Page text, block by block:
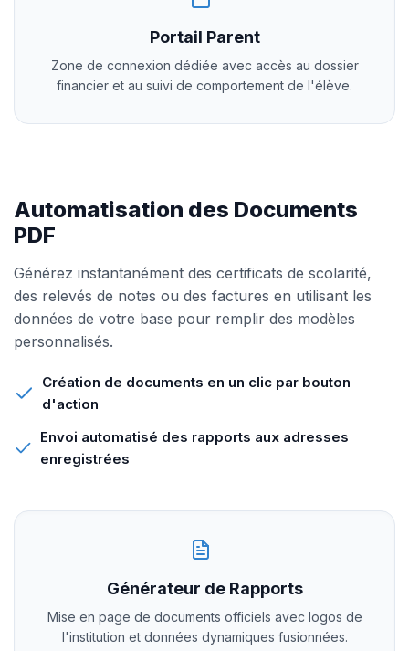
Portail Parent
Zone de connexion dédiée avec accès au dossier
financier et au suivi de comportement de l'élève.
Automatisation des Documents
PDF
Générez instantanément des certificats de scolarité,
des relevés de notes ou des factures en utilisant les
données de votre base pour remplir des modèles
personnalisés.
Création de documents en un clic par bouton
d'action
Envoi automatisé des rapports aux adresses
enregistrées
Générateur de Rapports
Mise en page de documents officiels avec logos de
l'institution et données dynamiques fusionnées.